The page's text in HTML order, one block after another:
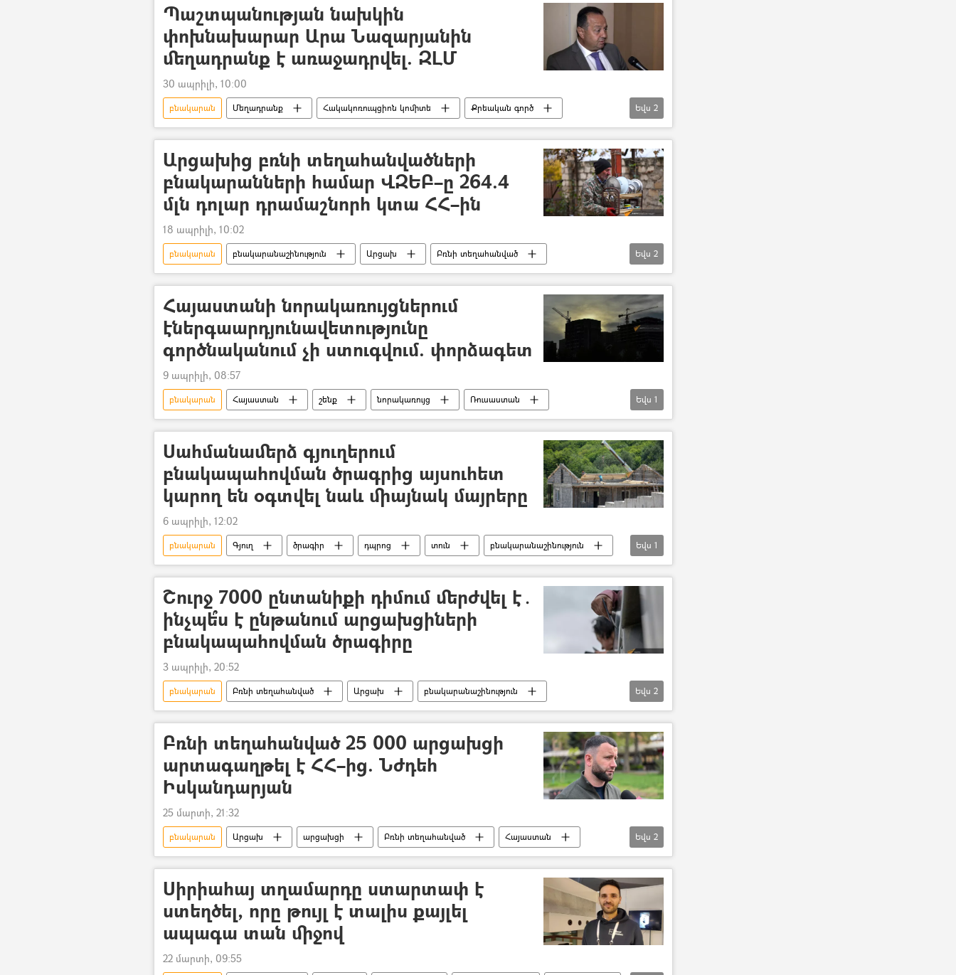
Պաշտպանության նախկին
փոխնախարար Արա Նազարյանին
մեղադրանք է առաջադրվել. ԶԼՄ
30 ապրիլի, 10:00
բնակարան Մեղադրանք Հակակոռուպցիոն կոմիտե
Քրեական գործ
Արա Նազարյան
ՀՀ պաշտպանության նախարարություն (ՊՆ)
Եվս 2
Արցախից բռնի տեղահանվածների
բնակարանների համար ՎԶԵԲ–ը 264.4
մլն դոլար դրամաշնորհ կտա ՀՀ–ին
18 ապրիլի, 10:02
բնակարան բնակարանաշինություն Արցախ
Բռնի տեղահանված
դրամաշնորհ
Վերականգնում
Եվս 2
Հայաստանի նորակառույցներում
էներգաարդյունավետությունը
գործնականում չի ստուգվում. փորձագետ
9 ապրիլի, 08:57
բնակարան Հայաստան շենք նորակառույց
Ռուսաստան
Գոռ Թովմասյան
Եվս 1
Սահմանամերձ գյուղերում
բնակապահովման ծրագրից այսուհետ
կարող են օգտվել նաև միայնակ մայրերը
6 ապրիլի, 12:02
բնակարան Գյուղ ծրագիր դպրոց տուն
բնակարանաշինություն
բնակապահովման ծրագիր
Եվս 1
Շուրջ 7000 ընտանիքի դիմում մերժվել է․
ինչպե՞ս է ընթանում արցախցիների
բնակապահովման ծրագիրը
3 ապրիլի, 20:52
բնակարան Բռնի տեղահանված Արցախ
բնակարանաշինություն
Հայաստան
ծրագիր
Եվս 2
Բռնի տեղահանված 25 000 արցախցի
արտագաղթել է ՀՀ–ից. Նժդեհ
Իսկանդարյան
25 մարտի, 21:32
բնակարան Արցախ արցախցի Բռնի տեղահանված
Հայաստան
կառավարություն
Նժդեհ Իսկանդարյան
Եվս 2
Սիրիահայ տղամարդը ստարտափ է
ստեղծել, որը թույլ է տալիս քայլել
ապագա տան միջով
22 մարտի, 09:55